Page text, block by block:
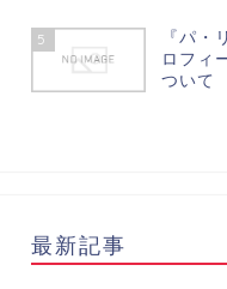
5
『パ・
ロフィ
ついて
最新記事